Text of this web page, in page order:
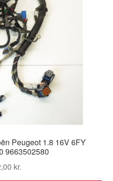
Peugeot 1.8 16V 6FY
9663502580
kr.